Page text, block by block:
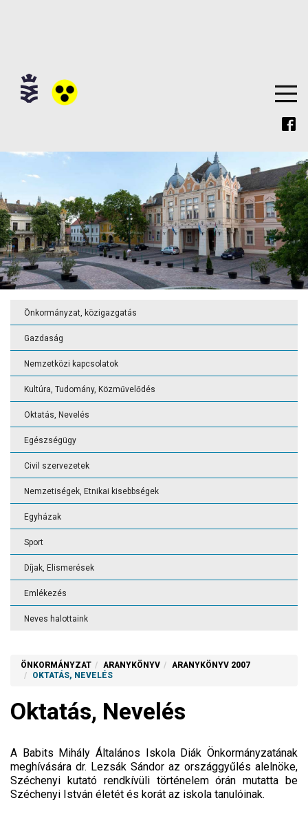
Önkormányzat, közigazgatás
Gazdaság
Nemzetközi kapcsolatok
Kultúra, Tudomány, Közművelődés
Oktatás, Nevelés
Egészségügy
Civil szervezetek
Nemzetiségek, Etnikai kisebbségek
Egyházak
Sport
Díjak, Elismerések
Emlékezés
Neves halottaink
ÖNKORMÁNYZAT ARANYKÖNYV
ARANYKÖNYV 2007
OKTATÁS, NEVELÉS
Oktatás, Nevelés
A Babits Mihály Általános Iskola Diák Önkormányzatának
meghívására dr. Lezsák Sándor az országgyűlés alelnöke,
Széchenyi kutató rendkívüli történelem órán mutatta be
Széchenyi István életét és korát az iskola tanulóinak.